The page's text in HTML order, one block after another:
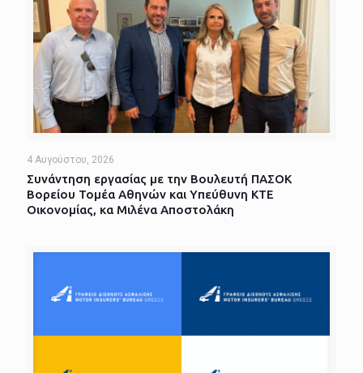
4 Αυγούστου, 2026
Συνάντηση εργασίας με την Βουλευτή ΠΑΣΟΚ
Βορείου Τομέα Αθηνών και Υπεύθυνη ΚΤΕ
Οικονομίας, κα Μιλένα Αποστολάκη